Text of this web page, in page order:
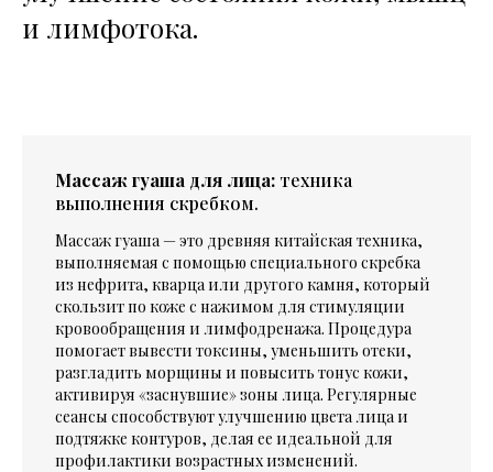
и лимфотока.
Массаж гуаша для лица: техника
выполнения скребком.
Массаж гуаша — это древняя китайская техника,
выполняемая с помощью специального скребка
из нефрита, кварца или другого камня, который
скользит по коже с нажимом для стимуляции
кровообращения и лимфодренажа. Процедура
помогает вывести токсины, уменьшить отеки,
разгладить морщины и повысить тонус кожи,
активируя «заснувшие» зоны лица. Регулярные
сеансы способствуют улучшению цвета лица и
подтяжке контуров, делая ее идеальной для
профилактики возрастных изменений.